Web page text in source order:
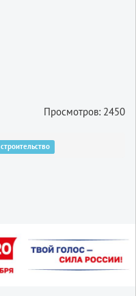
Просмотров: 2450
строительство